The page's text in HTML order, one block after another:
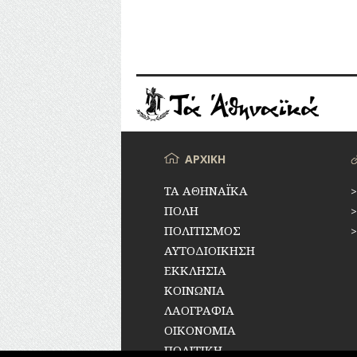
ΜενούΑΡΧΙΚΗ
ΤΑ ΑΘΗΝΑΪΚΑ
ΠΟΛΗ
ΠΟΛΙΤΙΣΜΟΣ
ΑΥΤΟΔΙΟΙΚΗΣΗ
ΕΚΚΛΗΣΙΑ
ΚΟΙΝΩΝΙΑ
ΛΑΟΓΡΑΦΙΑ
ΟΙΚΟΝΟΜΙΑ
ΠΟΛΙΤΙΚΗ